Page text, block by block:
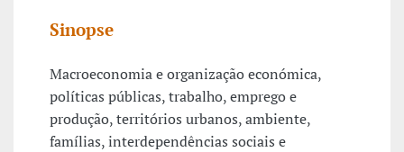
Sinopse
Macroeconomia e organização económica,
políticas públicas, trabalho, emprego e
produção, territórios urbanos, ambiente,
famílias, interdependências sociais e